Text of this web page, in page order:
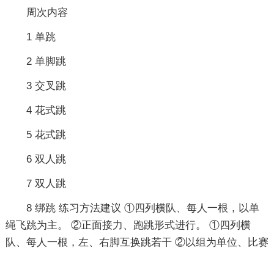
周次内容
1 单跳
2 单脚跳
3 交叉跳
4 花式跳
5 花式跳
6 双人跳
7 双人跳
8 绑跳 练习方法建议 ①四列横队、每人一根，以单
绳飞跳为主。 ②正面接力、跑跳形式进行。 ①四列横
队、每人一根，左、右脚互换跳若干 ②以组为单位、比赛